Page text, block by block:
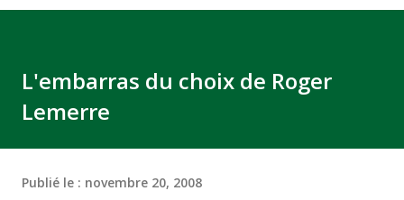
L'embarras du choix de Roger
Lemerre
Publié le : novembre 20, 2008